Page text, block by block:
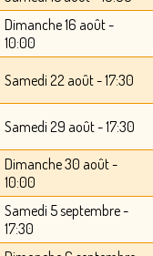
Dimanche 16 août -
10:00
Samedi 22 août - 17:30
Samedi 29 août - 17:30
Dimanche 30 août -
10:00
Samedi 5 septembre -
17:30